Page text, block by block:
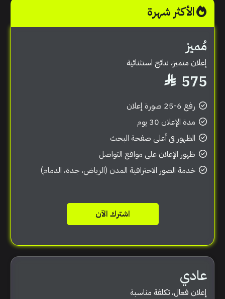
الأكثر شهرة
مُميز
إعلان متميز، نتائج استثنائية
575
رفع 6-25 صورة إعلان
مدة الإعلان 30 يوم
الظهور في أعلى صفحة البحث
ظهور الإعلان على مواقع التواصل
خدمة الصور الاحترافية المدن (الرياض، جدة، الدمام)
اشترك الآن
عادي
إعلان فعال، تكلفة مناسبة